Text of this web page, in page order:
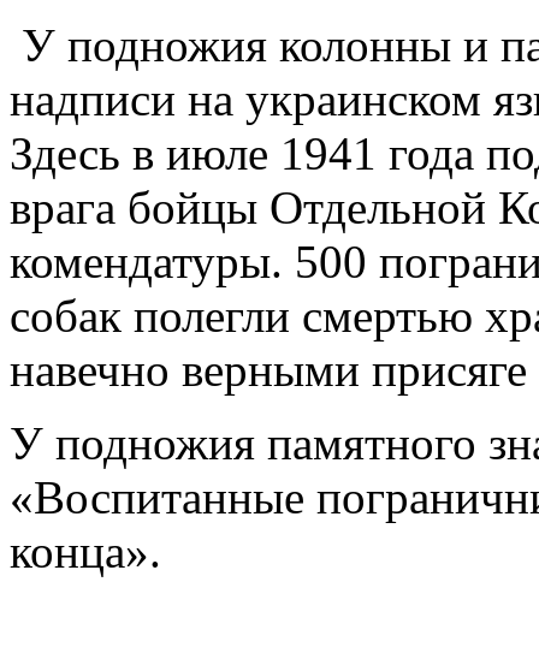
У подножия колонны и
надписи на украинском
Здесь в июле 1941 года
врага бойцы Отдельной
комендатуры. 500
собак полегли смертью
навечно верными
У подножия памятного
«Воспитанные
конца».